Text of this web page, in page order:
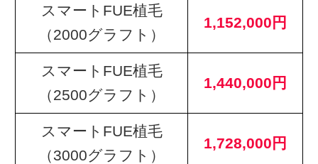
スマートFUE植毛
（2000グラフト）
1,152,000円
スマートFUE植毛
（2500グラフト）
1,440,000円
スマートFUE植毛
（3000グラフト）
1,728,000円